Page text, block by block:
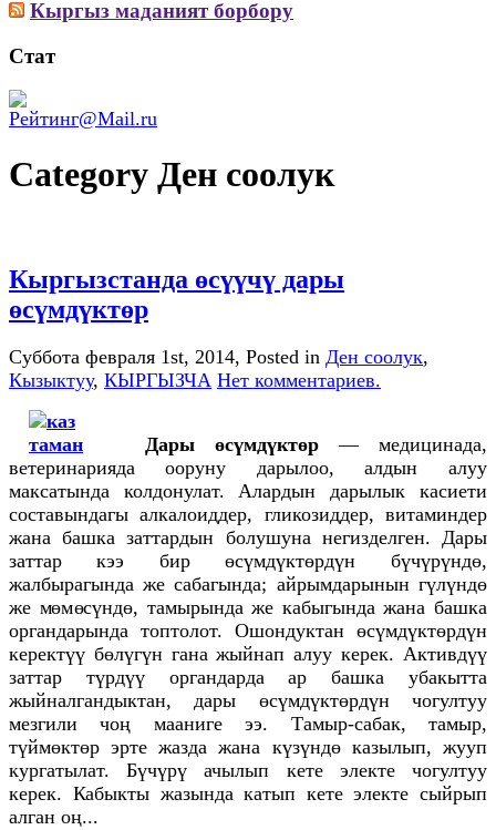
Кыргыз маданият борбору
Стат
Category Ден соолук
Кыргызстанда өсүүчү дары
өсүмдүктөр
Суббота февраля 1st, 2014, Posted in Ден соолук,
Кызыктуу, КЫРГЫЗЧА Нет комментариев.
Дары өсүмдүктөр— медицинада,
ветеринарияда ооруну дарылоо, алдын алуу
максатында колдонулат. Алардын дарылык касиети
составындагы алкалоиддер, гликозиддер, витаминдер
жана башка заттардын болушуна негизделген. Дары
заттар кээ бир өсүмдүктөрдүн бүчүрүндө,
жалбырагында же сабагында; айрымдарынын гүлүндө
же мөмөсүндө, тамырында же кабыгында жана башка
органдарында топтолот. Ошондуктан өсүмдүктөрдүн
керектүү бөлүгүн гана жыйнап алуу керек. Активдүү
заттар түрдүү органдарда ар башка убакытта
жыйналгандыктан, дары өсүмдүктөрдүн чогултуу
мезгили чоң мааниге ээ. Тамыр-сабак, тамыр,
түймөктөр эрте жазда жана күзүндө казылып, жууп
кургатылат. Бүчүрү ачылып кете электе чогултуу
керек. Кабыкты жазында катып кете электе сыйрып
алган оң...